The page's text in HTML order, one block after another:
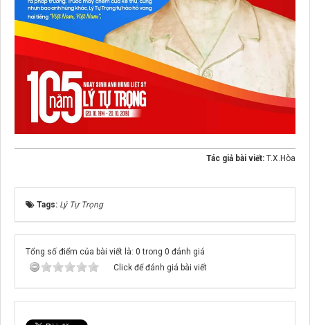
Tác giả bài viết: T.X.Hòa
Tags: Lý Tự Trọng
Tổng số điểm của bài viết là: 0 trong 0 đánh giá
Click để đánh giá bài viết